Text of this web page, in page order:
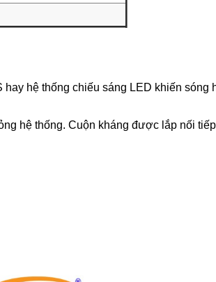
hệ thống chiếu sáng LED khiến sóng
hệ thống. Cuộn kháng được lắp nối